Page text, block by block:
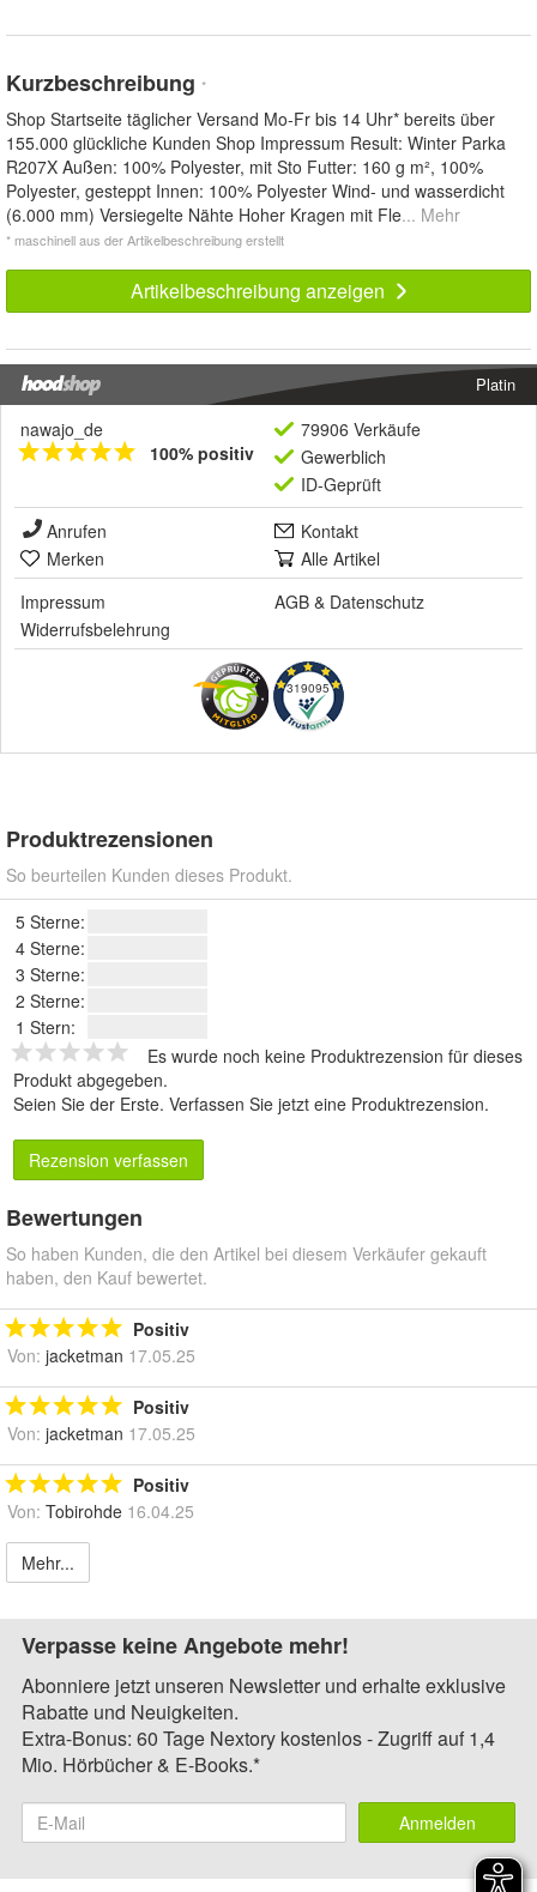
Kurzbeschreibung *
Shop Startseite täglicher Versand Mo-Fr bis 14 Uhr* bereits über
155.000 glückliche Kunden Shop Impressum Result: Winter Parka
R207X Außen: 100% Polyester, mit Sto Futter: 160 g m², 100%
Polyester, gesteppt Innen: 100% Polyester Wind- und wasserdicht
(6.000 mm) Versiegelte Nähte Hoher Kragen mit Fle... Mehr
* maschinell aus der Artikelbeschreibung erstellt
Artikelbeschreibung anzeigen
Platin
nawajo_de
100% positiv
79906 Verkäufe
Gewerblich
ID-Geprüft
Anrufen
Kontakt
Merken
Alle Artikel
Impressum
AGB & Datenschutz
Widerrufsbelehrung
319095
Produktrezensionen
So beurteilen Kunden dieses Produkt.
5 Sterne:
4 Sterne:
3 Sterne:
2 Sterne:
1 Stern:
Es wurde noch keine Produktrezension für dieses
Produkt abgegeben.
Seien Sie der Erste. Verfassen Sie jetzt eine Produktrezension.
Rezension verfassen
Bewertungen
So haben Kunden, die den Artikel bei diesem Verkäufer gekauft
haben, den Kauf bewertet.
Positiv
Von: jacketman 17.05.25
Positiv
Von: jacketman 17.05.25
Positiv
Von: Tobirohde 16.04.25
Mehr...
Verpasse keine Angebote mehr!
Abonniere jetzt unseren Newsletter und erhalte exklusive
Rabatte und Neuigkeiten.
Extra-Bonus: 60 Tage Nextory kostenlos - Zugriff auf 1,4
Mio. Hörbücher & E-Books.*
Anmelden